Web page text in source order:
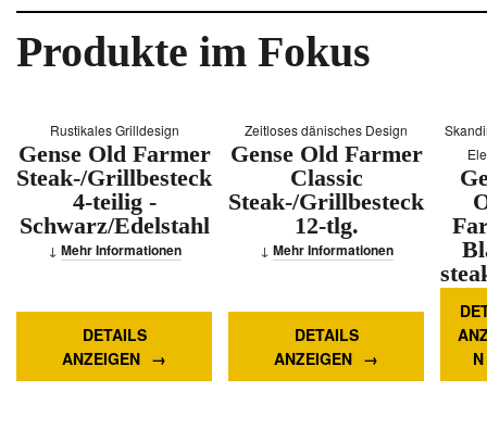
Produkte im Fokus
Rustikales Grilldesign
Gense Old Farmer
Steak-/Grillbesteck
4-teilig -
Schwarz/Edelstahl
DETAILS
ANZEIGEN
Mehr Informationen
Zeitloses dänisches Design
Gense Old Farmer
Classic
Steak-/Grillbesteck
12-tlg.
DETAILS
ANZEIGEN
Mehr Informationen
N